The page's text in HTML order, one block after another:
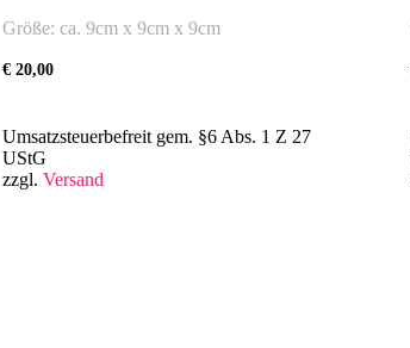
Größe: ca. 9cm x 9cm x 9cm
€20,00
Umsatzsteuerbefreit gem. §6 Abs. 1 Z 27
UStG
zzgl. Versand